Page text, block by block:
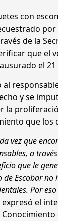
con
de la
que el
el
y se
la
que los
vez que
a
que le
Escobar
Por
expresó el